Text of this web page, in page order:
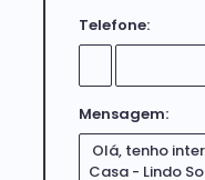
Telefone:
Mensagem: